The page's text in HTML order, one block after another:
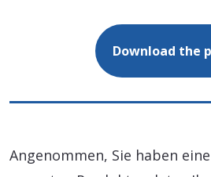
Download the
Angenommen, Sie haben